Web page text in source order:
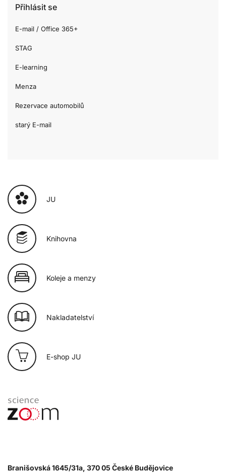
Přihlásit se
E-mail / Office 365+
STAG
E-learning
Menza
Rezervace automobilů
starý E-mail
JU
Knihovna
Koleje a menzy
Nakladatelství
E-shop JU
Branišovská 1645/31a, 370 05 České Budějovice